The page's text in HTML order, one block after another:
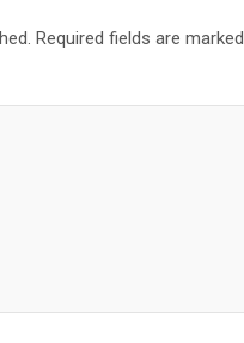
Required fields are marked